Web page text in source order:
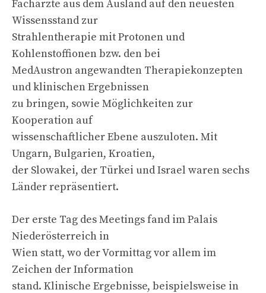
Fachärzte aus dem Ausland auf den neuesten
Wissensstand zur
Strahlentherapie mit Protonen und
Kohlenstoffionen bzw. den bei
MedAustron angewandten Therapiekonzepten
und klinischen Ergebnissen
zu bringen, sowie Möglichkeiten zur
Kooperation auf
wissenschaftlicher Ebene auszuloten. Mit
Ungarn, Bulgarien, Kroatien,
der Slowakei, der Türkei und Israel waren sechs
Länder repräsentiert.
Der erste Tag des Meetings fand im Palais
Niederösterreich in
Wien statt, wo der Vormittag vor allem im
Zeichen der Information
stand. Klinische Ergebnisse, beispielsweise in